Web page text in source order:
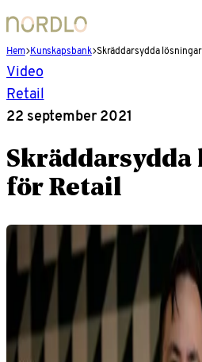
Hem Kunskapsbank Skräddarsydda
Video
Retail
22 september 2021
Skräddarsydda
för Retail